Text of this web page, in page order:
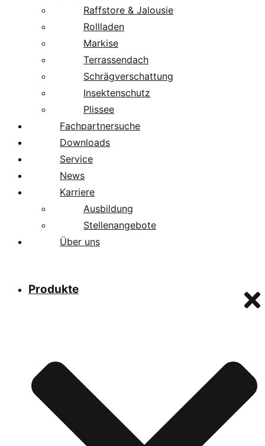
Raffstore & Jalousie
Rollladen
Markise
Terrassendach
Schrägverschattung
Insektenschutz
Plissee
Fachpartnersuche
Downloads
Service
News
Karriere
Ausbildung
Stellenangebote
Über uns
Produkte